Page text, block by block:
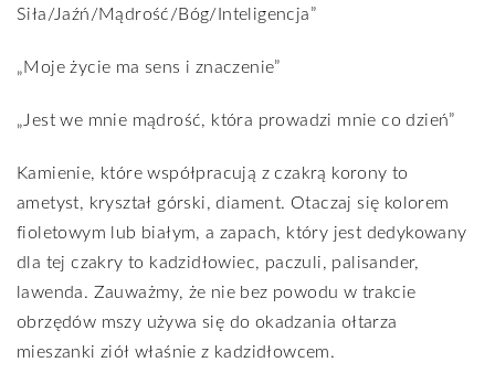
Siła/Jaźń/Mądrość/Bóg/Inteligencja”
„Moje życie ma sens i znaczenie”
„Jest we mnie mądrość, która prowadzi mnie co dzień”
Kamienie, które współpracują z czakrą korony to
ametyst, kryształ górski, diament. Otaczaj się kolorem
fioletowym lub białym, a zapach, który jest dedykowany
dla tej czakry to kadzidłowiec, paczuli, palisander,
lawenda. Zauważmy, że nie bez powodu w trakcie
obrzędów mszy używa się do okadzania ołtarza
mieszanki ziół właśnie z kadzidłowcem.